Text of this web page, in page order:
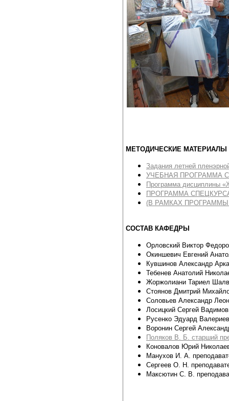
МЕТОДИЧЕСКИЕ МАТЕРИАЛЫ
Задания летней
УЧЕБНАЯ ПРОГРАММА
Программа дисциплины
ПРОГРАММА
(В РАМКАХ
СОСТАВ КАФЕДРЫ
Орловский Виктор
Окиншевич Евгений
Кувшинов Александр
Тебенев Анатолий
Жоржолиани Тариел
Стоянов Дмитрий
Соловьев Александр
Лосицкий Сергей
Русенко Эдуард
Воронин Сергей
Поляков В. Б. старший
Коновалов Юрий
Манухов И. А.
Сергеев О. Н.
Максютин С. В.